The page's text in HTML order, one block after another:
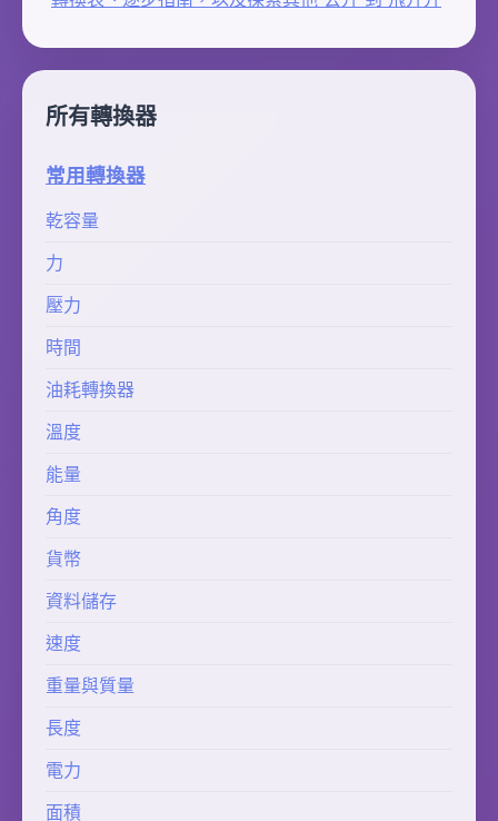
所有轉換器
常用轉換器
乾容量
力
壓力
時間
油耗轉換器
溫度
能量
角度
貨幣
資料儲存
速度
重量與質量
長度
電力
面積